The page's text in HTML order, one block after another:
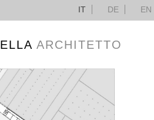
IT DE EN
ARCHITETTO